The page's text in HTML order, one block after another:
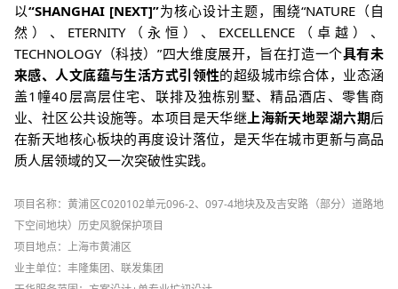
以“SHANGHAI [NEXT]”为核心设计主题，围绕“NATURE（自
然）、ETERNITY（永恒）、EXCELLENCE（卓越）、
TECHNOLOGY（科技）”四大维度展开，旨在打造一个具有未
来感、人文底蕴与生活方式引领性的超级城市综合体，业态涵
盖1幢40层高层住宅、联排及独栋别墅、精品酒店、零售商
业、社区公共设施等。本项目是天华继上海新天地翠湖六期后
在新天地核心板块的再度设计落位，是天华在城市更新与高品
质人居领域的又一次突破性实践。
项目名称：黄浦区C020102单元096-2、097-4地块及及吉安路（部分）道路地
下空间地块）历史风貌保护项目
项目地点：上海市黄浦区
业主单位： 丰隆集团、联发集团